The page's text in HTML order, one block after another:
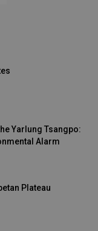
Yarlung Tsangpo:
Alarm
Plateau